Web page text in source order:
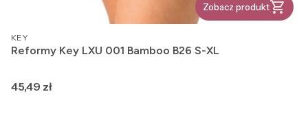
Zobacz produkt
PRODUCENT
KEY
Reformy Key LXU 001 Bamboo B26 S-XL
Cena
45,49 zł